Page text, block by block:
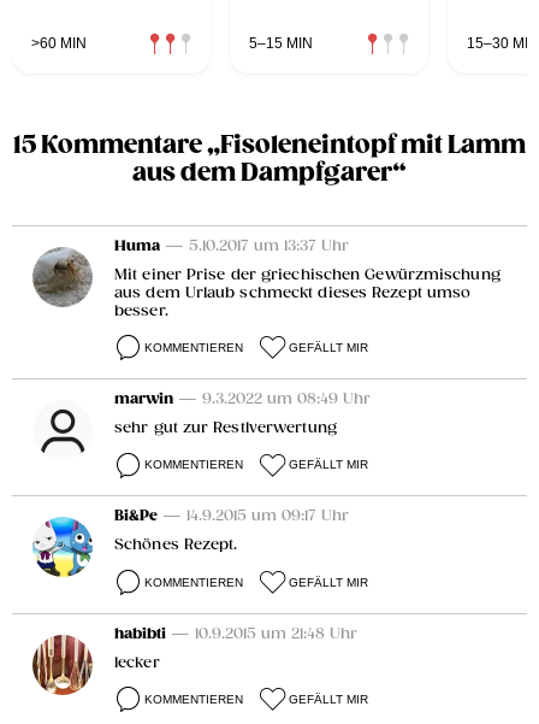
>60 MIN 5–15 MIN 15–30 MIN
15 Kommentare „Fisoleneintopf mit Lamm
aus dem Dampfgarer“
Huma — 5.10.2017 um 13:37 Uhr
Mit einer Prise der griechischen Gewürzmischung
aus dem Urlaub schmeckt dieses Rezept umso
besser.
KOMMENTIEREN GEFÄLLT MIR
marwin — 9.3.2022 um 08:49 Uhr
sehr gut zur Restlverwertung
KOMMENTIEREN GEFÄLLT MIR
Bi&Pe — 14.9.2015 um 09:17 Uhr
Schönes Rezept.
KOMMENTIEREN GEFÄLLT MIR
habibti — 10.9.2015 um 21:48 Uhr
lecker
KOMMENTIEREN GEFÄLLT MIR